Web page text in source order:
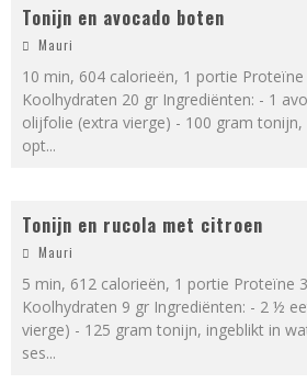
Tonijn en avocado boten
Mauri
10 min, 604 calorieën, 1 portie
Koolhydraten 20 gr Ingrediënten: - 1
olijfolie (extra vierge) - 100 gram
opt...
Tonijn en rucola met citroen
Mauri
5 min, 612 calorieën, 1 portie Proteïne
Koolhydraten 9 gr Ingrediënten: - 2 ½
vierge) - 125 gram tonijn, ingeblikt in
ses...